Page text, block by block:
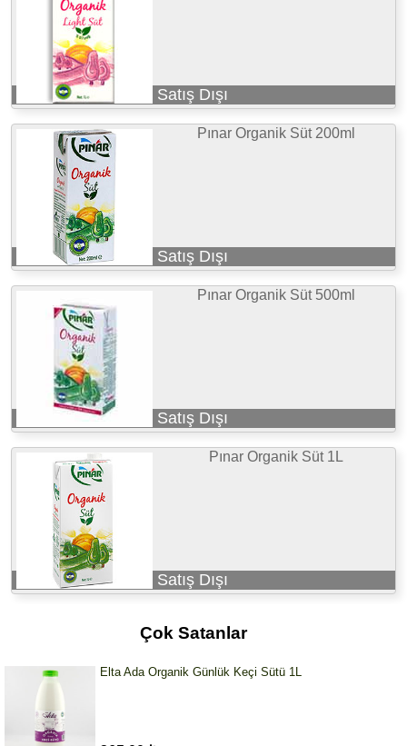
Satış Dışı
Pınar Organik Süt 200ml
Satış Dışı
Pınar Organik Süt 500ml
Satış Dışı
Pınar Organik Süt 1L
Satış Dışı
Çok Satanlar
Elta Ada Organik Günlük Keçi Sütü 1L